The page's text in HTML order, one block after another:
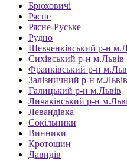
Брюховичі
Рясне
Рясне-Руське
Рудно
Шевченківський р-н
Сихівський р-н м.Львів
Франківський р-н
Залізничний р-н м.Львів
Галицький р-н м.Львів
Личаківський р-н
Левандівка
Сокільники
Винники
Кротошин
Давидів